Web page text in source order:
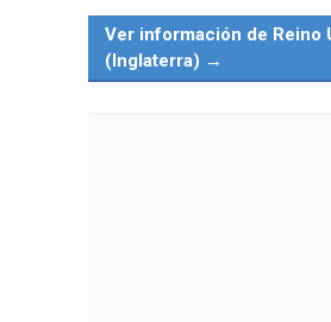
Ver información de Reino
(Inglaterra) →